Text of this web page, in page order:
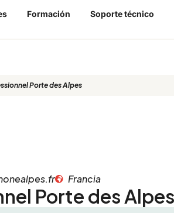
Formación Soporte técnico
Porte des Alpes
Francia
Porte des Alpes